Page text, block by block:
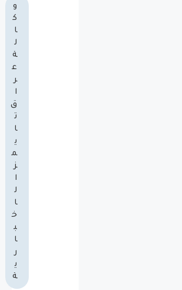
و
ك
ا
ل
ة
ع
ر
ا
ق
ت
ا
ي
م
ز
ا
ل
ا
خ
ب
ا
ر
ي
ة